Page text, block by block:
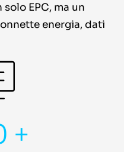
EPC, ma un
energia, dati
+